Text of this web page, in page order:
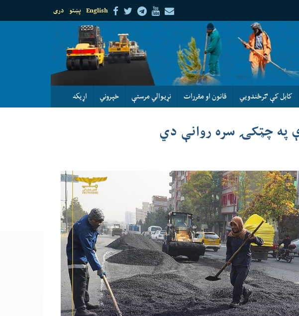
دری پښتو English
كابل كې ګرځندويي قانون او مقررات نړيوالي مرستې خپروني اړيكه
په چټکۍ سره روانې دي